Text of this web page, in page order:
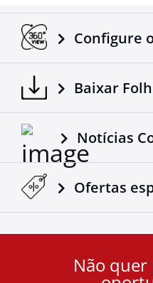
reconhecido sucesso da
Configure
Baixar
Notícias
Ofertas
Não